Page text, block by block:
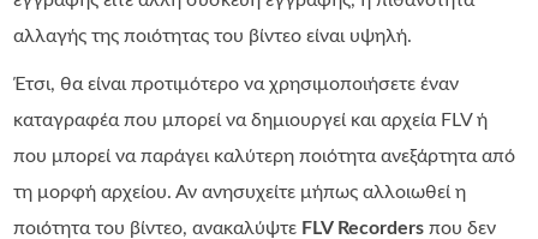
αλλαγής της ποιότητας του βίντεο είναι υψηλή.
Έτσι, θα είναι προτιμότερο να χρησιμοποιήσετε έναν
καταγραφέα που μπορεί να δημιουργεί και αρχεία FLV ή
που μπορεί να παράγει καλύτερη ποιότητα ανεξάρτητα από
τη μορφή αρχείου. Αν ανησυχείτε μήπως αλλοιωθεί η
ποιότητα του βίντεο, ανακαλύψτε FLV Recorders που δεν